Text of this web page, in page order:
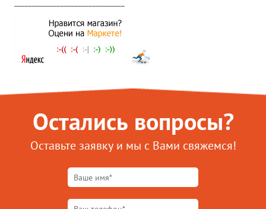
Остались вопросы?
Оставьте заявку и мы с Вами свяжемся!